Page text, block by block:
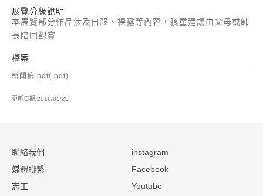
展覽分級說明
本展覽部分作品涉及自殺、裸露等內容，孩童建議由父母或師
長陪同觀賞
檔案
新聞稿.pdf(.pdf)
更新日期:2016/05/20
聯絡我們
媒體聯繫
志工
instagram
Facebook
Youtube